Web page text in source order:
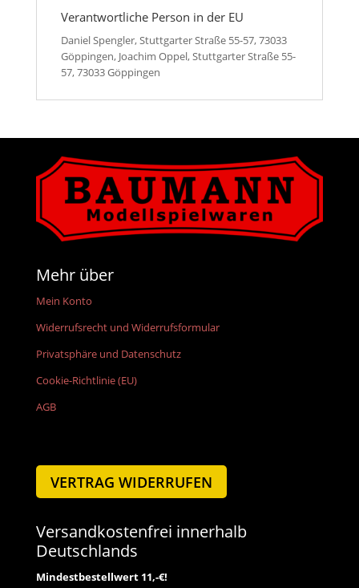
Verantwortliche Person in der EU
Daniel Spengler, Stuttgarter Straße 55-57, 73033
Göppingen, Joachim Oppel, Stuttgarter Straße 55-
57, 73033 Göppingen
Mehr über
Mein Konto
Widerrufsrecht und Widerrufsformular
Privatsphäre und Datenschutz
Cookie-Richtlinie (EU)
AGB
VERTRAG WIDERRUFEN
Versandkostenfrei innerhalb
Deutschlands
Mindestbestellwert 11,-€!